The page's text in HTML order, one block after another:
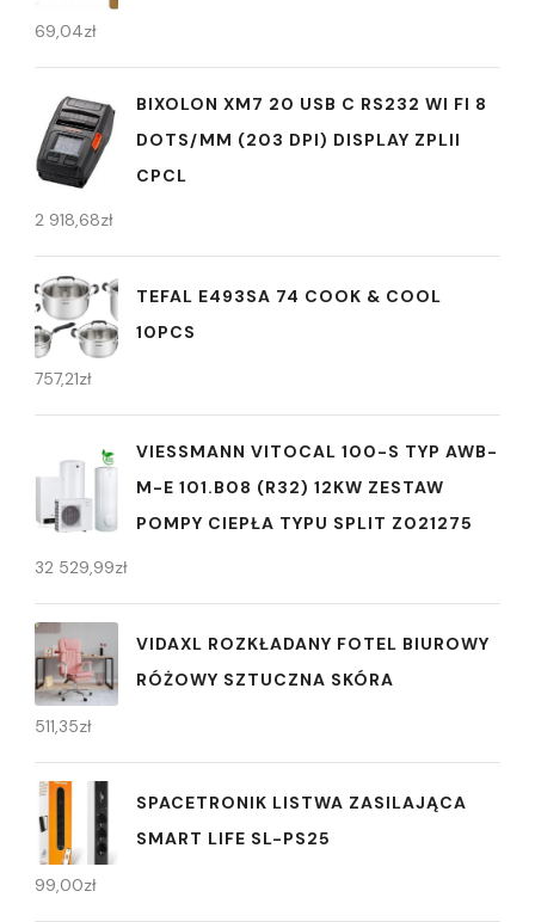
69,04zł
BIXOLON XM7 20 USB C RS232 WI FI 8
DOTS/MM (203 DPI) DISPLAY ZPLII
CPCL
2 918,68zł
TEFAL E493SA 74 COOK & COOL
10PCS
757,21zł
VIESSMANN VITOCAL 100-S TYP AWB-
M-E 101.B08 (R32) 12KW ZESTAW
POMPY CIEPŁA TYPU SPLIT Z021275
32 529,99zł
VIDAXL ROZKŁADANY FOTEL BIUROWY
RÓŻOWY SZTUCZNA SKÓRA
511,35zł
SPACETRONIK LISTWA ZASILAJĄCA
SMART LIFE SL-PS25
99,00zł